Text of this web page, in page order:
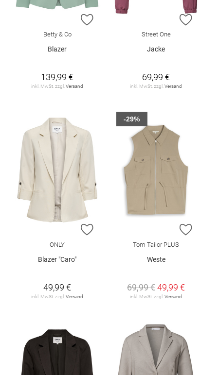
ZUR WUNSCHLISTE HINZUFÜGEN
Betty & Co
Blazer
139,99 €
inkl. MwSt. zzgl. Versand
ZUR
Street One
Jacke
69,99 €
inkl. MwSt. zzgl. Versand
ZUR WUNSCHLISTE HINZUFÜGEN
ONLY
Blazer "Caro"
49,99 €
inkl. MwSt. zzgl. Versand
ZUR
Tom Tailor PLUS
Weste
69,99 €49,99 €
inkl. MwSt. zzgl. Versand
-29%